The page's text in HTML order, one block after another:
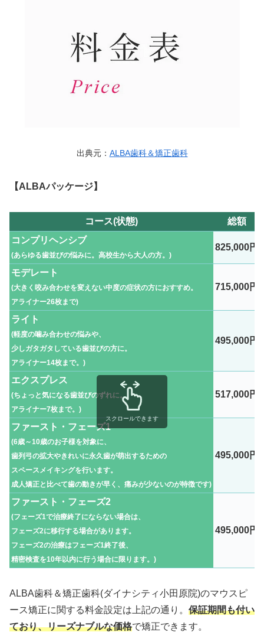
出典元： ALBA歯科＆矯正歯科
【ALBAパッケージ】
コース(状態) 総額
コンプリヘンシブ
(あらゆる歯並びの悩みに。高校生から大人の方。)
825,000円
モデレート
(大きく咬み合わせを変えない中度の症状の方におすすめ。
アライナー26枚まで)
715,000円
ライト
(軽度の噛み合わせの悩みや、
少しガタガタしている歯並びの方に。
アライナー14枚まで。)
495,000円
エクスプレス
(ちょっと気になる歯並びのずれに。
アライナー7枚まで。)
517,000円
ファースト・フェーズ1
(6歳～10歳のお子様を対象に、
歯列弓の拡大やきれいに永久歯が萌出するための
スペースメイキングを行います。
成人矯正と比べて歯の動きが早く、痛みが少ないのが特徴です)
495,000円
ファースト・フェーズ2
(フェーズ1で治療終了にならない場合は、
フェーズ2に移行する場合があります。
フェーズ2の治療はフェーズ1終了後、
精密検査を10年以内に行う場合に限ります。)
495,000円
スクロールできます
ALBA歯科＆矯正歯科(ダイナシティ小田原院)のマウスピ
ース矯正に関する料金設定は上記の通り。 保証期間も付い
ており、リーズナブルな価格で矯正できます。